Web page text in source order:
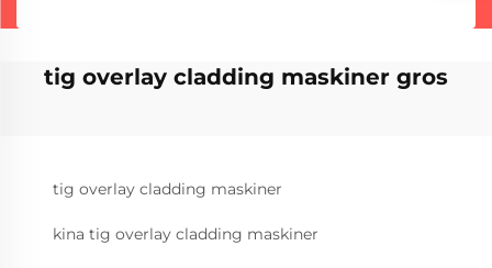
tig overlay cladding maskiner gros
tig overlay cladding maskiner
kina tig overlay cladding maskiner